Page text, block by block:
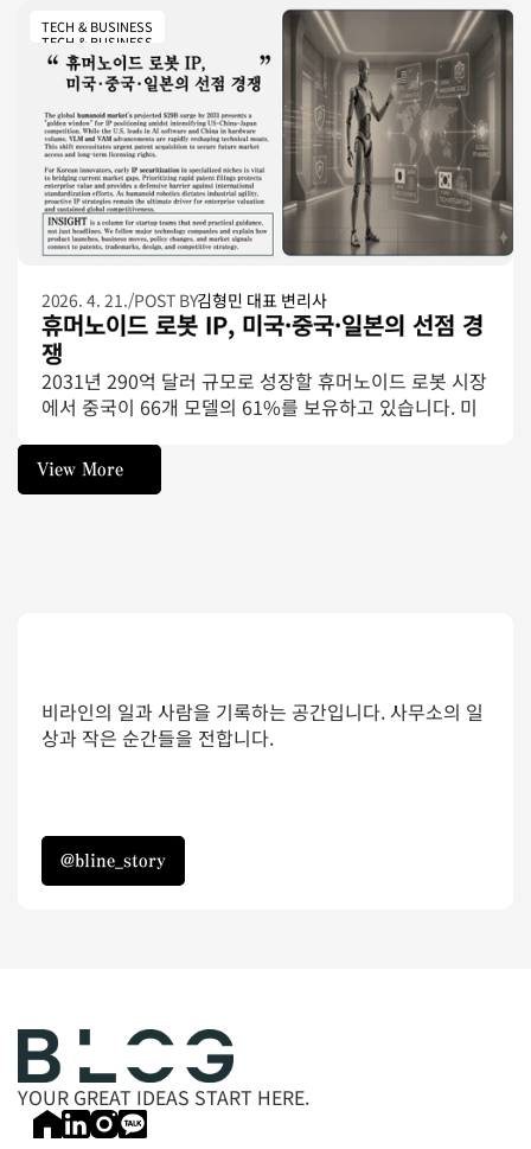
SBW 특허를 공개했습니다. NIO·Mercedes·ZF·Bosch가
뒤를 잇는 가운데 모빌리티 스타트업이 선점해야 할 자율
주행 IP 포인트를 비교 분석합니다.
TECH & BUSINESS
TECH & BUSINESS
2026. 4. 21./POST BY김형민 대표 변리사
휴머노이드 로봇 IP, 미국·중국·일본의 선점 경
쟁
2031년 290억 달러 규모로 성장할 휴머노이드 로봇 시장
에서 중국이 66개 모델의 61%를 보유하고 있습니다. 미
이 지금 잡아야 할 기회를 분석합니다.
View More
View More
비라인의 일과 사람을 기록하는 공간입니다. 사무소의 일
상과 작은 순간들을 전합니다.
@bline_story
@bline_story
YOUR GREAT IDEAS START HERE.